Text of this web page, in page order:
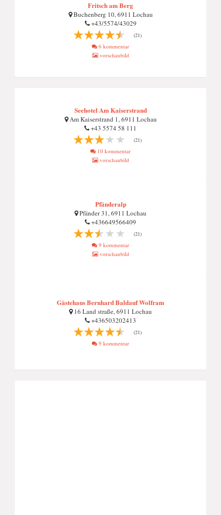
Fritsch am Berg
Buchenberg 10, 6911 Lochau
+43/5574/43029
(21)
6 kommentar
vorschaubild
Seehotel Am Kaiserstrand
Am Kaiserstrand 1, 6911 Lochau
+43 5574 58 111
(21)
10 kommentar
vorschaubild
Pfänderalp
Pfänder 31, 6911 Lochau
+436649566409
(21)
9 kommentar
vorschaubild
Gästehaus Bernhard Baldauf Wolfram
16 Land straße, 6911 Lochau
+436503202413
(21)
9 kommentar